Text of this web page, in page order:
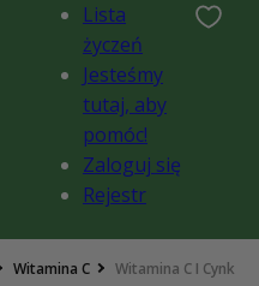
Lista
życzeń
Jesteśmy
tutaj, aby
pomóc!
Zaloguj się
Rejestr
Witamina C Witamina C I Cynk